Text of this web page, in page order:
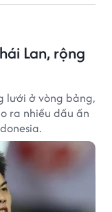
Lan, rộng
lưới ở vòng bảng,
ra nhiều dấu ấn